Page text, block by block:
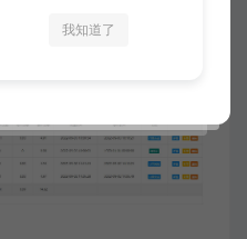
我知道了